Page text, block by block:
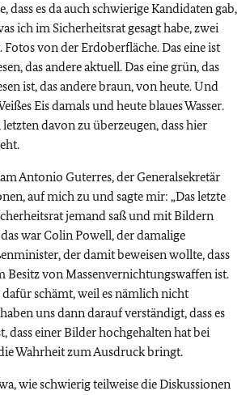
dass es da auch schwierige Kandidaten gab,
ich im Sicherheitsrat gesagt habe, zwei
von der Erdoberfläche. Das eine ist
das andere aktuell. Das eine grün, das
ist, das andere braun, von heute. Und
Eis damals und heute blaues Wasser.
davon zu überzeugen, dass hier
Antonio Guterres, der Generalsekretär
auf mich zu und sagte mir: „Das letzte
jemand saß und mit Bildern
warColin Powell,der damalige
der damit beweisen wollte, dass
Besitz von Massenvernichtungswaffen ist.
schämt, weil es nämlich nicht
uns dann darauf verständigt, dass es
dass einer Bilder hochgehalten hat bei
Wahrheit zum Ausdruck bringt.
wie schwierig teilweise die Diskussionen